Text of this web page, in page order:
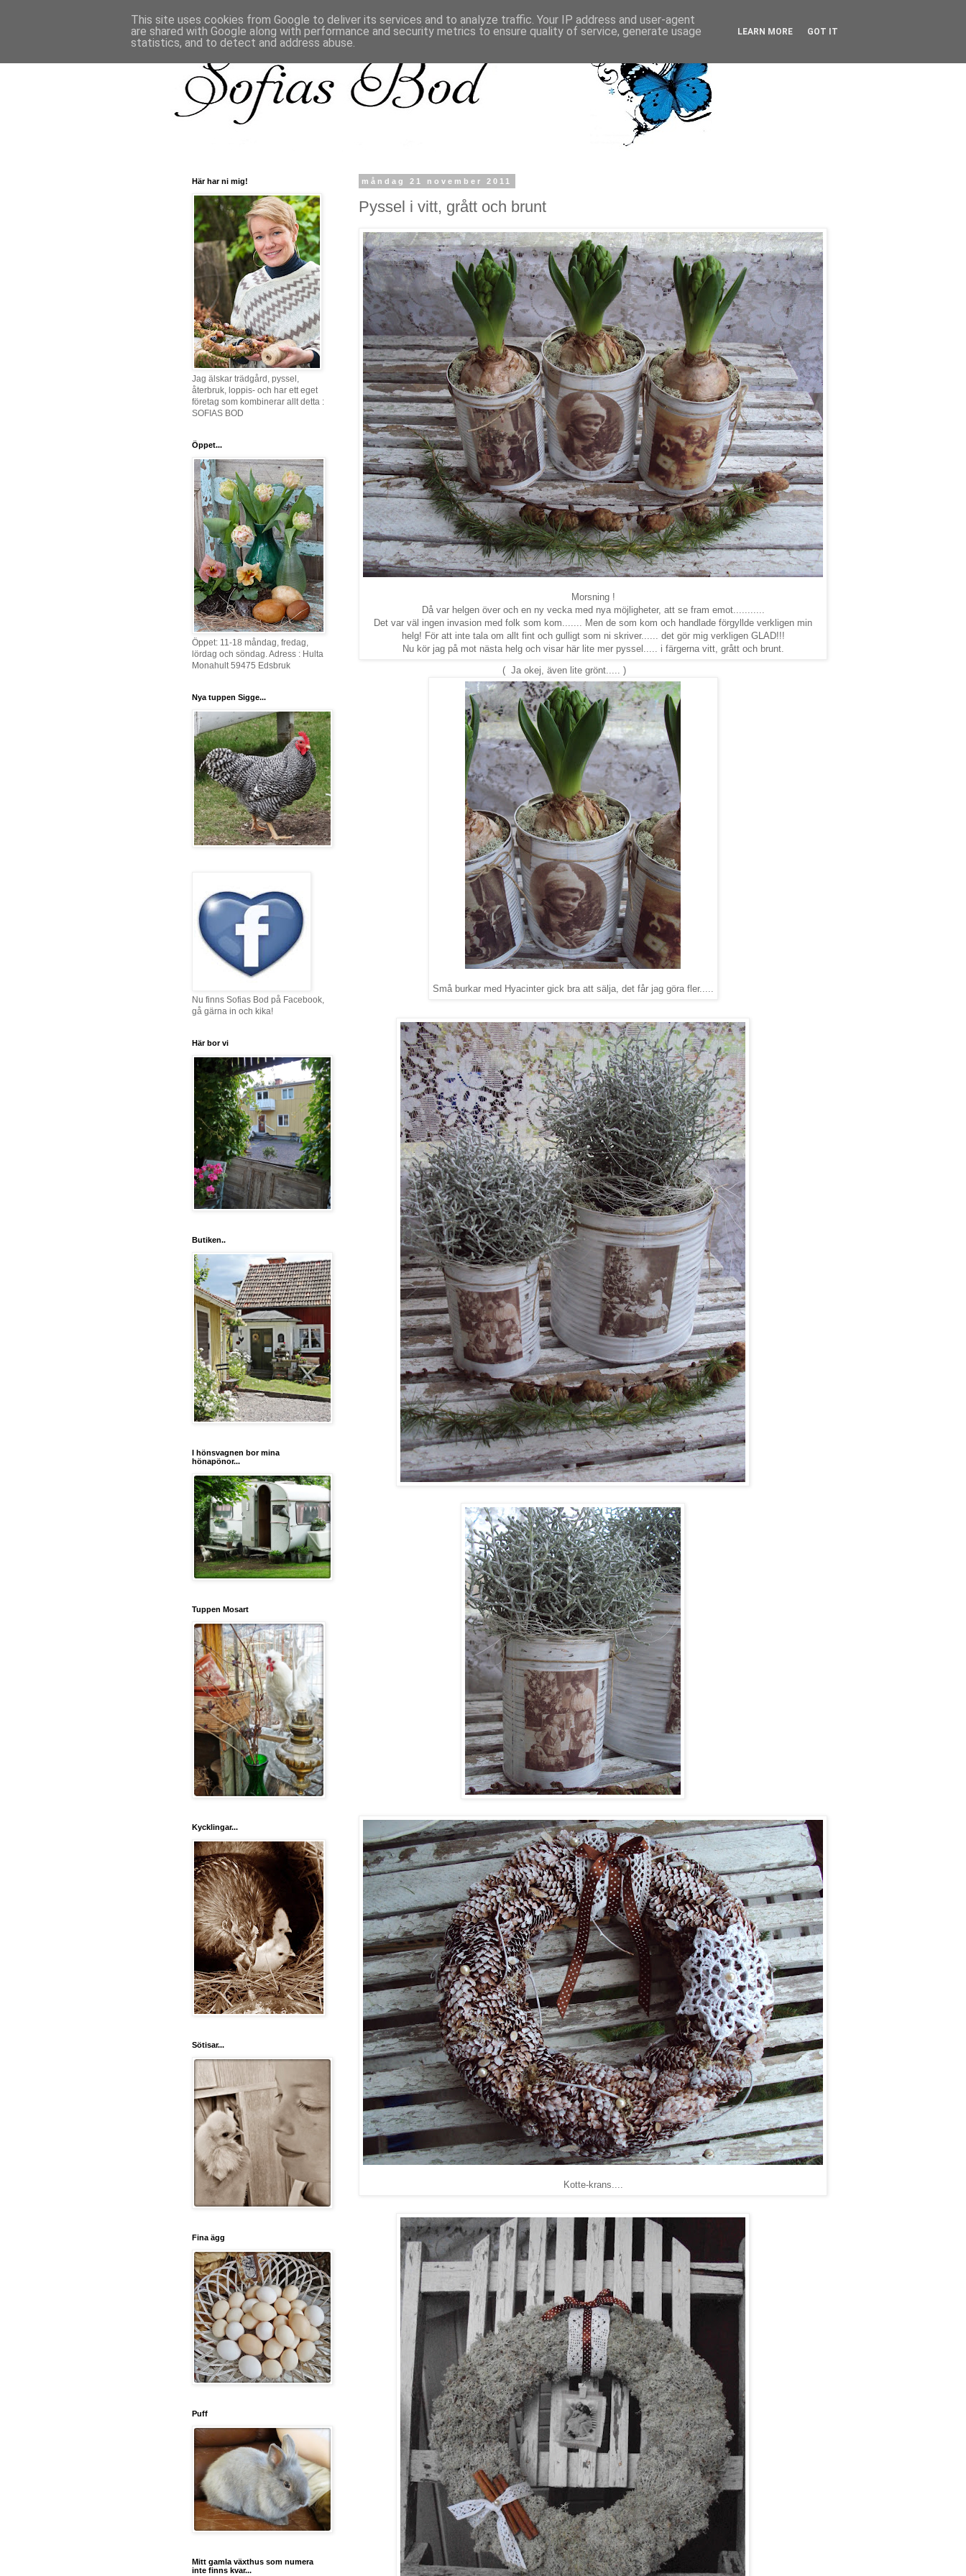
måndag 21 november 2011
Pyssel i vitt, grått och brunt
Morsning !
Då var helgen över och en ny vecka med nya möjligheter, att se fram emot...........
Det var väl ingen invasion med folk som kom....... Men de som kom och handlade förgyllde verkligen min
helg! För att inte tala om allt fint och gulligt som ni skriver...... det gör mig verkligen GLAD!!!
Nu kör jag på mot nästa helg och visar här lite mer pyssel..... i färgerna vitt, grått och brunt.
( Ja okej, även lite grönt..... )
Små burkar med Hyacinter gick bra att sälja, det får jag göra fler.....
Kotte-krans....
Här har ni mig!
Jag älskar trädgård, pyssel,
återbruk, loppis- och har ett eget
företag som kombinerar allt detta :
SOFIAS BOD
Öppet...
Öppet: 11-18 måndag, fredag,
lördag och söndag. Adress : Hulta
Monahult 59475 Edsbruk
Nya tuppen Sigge...
Nu finns Sofias Bod på Facebook,
gå gärna in och kika!
Här bor vi
Butiken..
I hönsvagnen bor mina
hönapönor...
Tuppen Mosart
Kycklingar...
Sötisar...
Fina ägg
Puff
Mitt gamla växthus som numera
inte finns kvar...
This site uses cookies from Google to deliver its services and to analyze traffic. Your IP address and user-agent
are shared with Google along with performance and security metrics to ensure quality of service, generate usage
statistics, and to detect and address abuse.
LEARN MORE GOT IT